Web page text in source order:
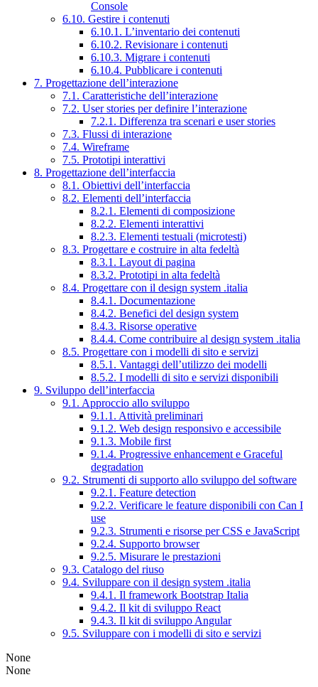
Console
6.10. Gestire i contenuti
6.10.1. L’inventario dei contenuti
6.10.2. Revisionare i contenuti
6.10.3. Migrare i contenuti
6.10.4. Pubblicare i contenuti
7. Progettazione dell’interazione
7.1. Caratteristiche dell’interazione
7.2. User stories per definire l’interazione
7.2.1. Differenza tra scenari e user stories
7.3. Flussi di interazione
7.4. Wireframe
7.5. Prototipi interattivi
8. Progettazione dell’interfaccia
8.1. Obiettivi dell’interfaccia
8.2. Elementi dell’interfaccia
8.2.1. Elementi di composizione
8.2.2. Elementi interattivi
8.2.3. Elementi testuali (microtesti)
8.3. Progettare e costruire in alta fedeltà
8.3.1. Layout di pagina
8.3.2. Prototipi in alta fedeltà
8.4. Progettare con il design system .italia
8.4.1. Documentazione
8.4.2. Benefici del design system
8.4.3. Risorse operative
8.4.4. Come contribuire al design system .italia
8.5. Progettare con i modelli di sito e servizi
8.5.1. Vantaggi dell’utilizzo dei modelli
8.5.2. I modelli di sito e servizi disponibili
9. Sviluppo dell’interfaccia
9.1. Approccio allo sviluppo
9.1.1. Attività preliminari
9.1.2. Web design responsivo e accessibile
9.1.3. Mobile first
9.1.4. Progressive enhancement e Graceful
degradation
9.2. Strumenti di supporto allo sviluppo del software
9.2.1. Feature detection
9.2.2. Verificare le feature disponibili con Can I
use
9.2.3. Strumenti e risorse per CSS e JavaScript
9.2.4. Supporto browser
9.2.5. Misurare le prestazioni
9.3. Catalogo del riuso
9.4. Sviluppare con il design system .italia
9.4.1. Il framework Bootstrap Italia
9.4.2. Il kit di sviluppo React
9.4.3. Il kit di sviluppo Angular
9.5. Sviluppare con i modelli di sito e servizi
None
None